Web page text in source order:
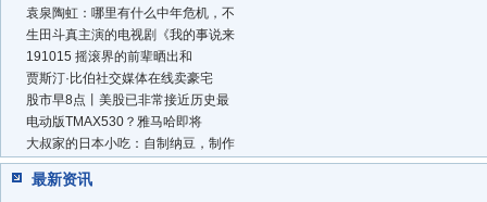
袁泉陶虹：哪里有什么中年危机，不
生田斗真主演的电视剧《我的事说来
191015 摇滚界的前辈晒出和
贾斯汀·比伯社交媒体在线卖豪宅
股市早8点丨美股已非常接近历史最
电动版TMAX530？雅马哈即将
大叔家的日本小吃：自制纳豆，制作
最新资讯